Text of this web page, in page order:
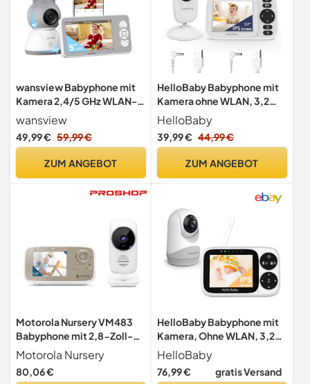
wansview Babyphone mit
Kamera 2,4/5 GHz WLAN-
5" 1080P Video babyfone
mit App, Baby Camera mit
IR Nachtsicht,
Zwei-Weg-Audio,
Bewegungs-/Geräuscherk
wansview
49,99 € 59,99 €
ZUM ANGEBOT
HelloBaby Babyphone mit
Kamera ohne WLAN, 3,2
Zoll Bildschirm USB
Ladegerät
HelloBaby
39,99 € 44,99 €
ZUM ANGEBOT
Motorola Nursery VM483
Babyphone mit 2,8-Zoll-
Kamera, Nachtsicht,
Gegensprechfunktion,
digitalem Zoom und
Motorola Nursery
80,06 €
HelloBaby Babyphone mit
Kamera, Ohne WLAN, 3,2-
Zoll-IPS-Bildschirm
HelloBaby
76,99 € gratis Versand